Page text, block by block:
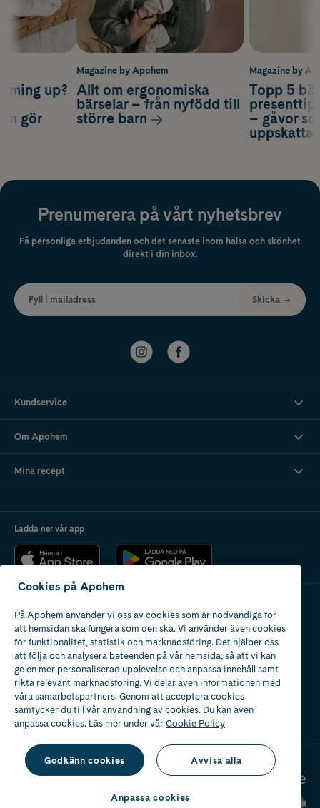
Magazine by
Topp 5
– gåvor
up?
gör
Magazine by Apohem
Allt om ergonomiska
bärselar – från nyfödd till
större barn
Prenumerera på vårt nyhetsbrev
Få personliga erbjudanden och det senaste inom hälsa och skönhet
direkt i din inbox.
Fyll i mailadress Skicka
Kundservice
Om Apohem
Mina recept
Ladda ner vår app
Apotek med tillstånd
av Läkemedelsverket
2024
Cookies på Apohem
På Apohem använder vi oss av cookies som är nödvändiga för
att hemsidan ska fungera som den ska. Vi använder även cookies
för funktionalitet, statistik och marknadsföring. Det hjälper oss
att följa och analysera beteenden på vår hemsida, så att vi kan
ge en mer personaliserad upplevelse och anpassa innehåll samt
rikta relevant marknadsföring. Vi delar även informationen med
våra samarbetspartners. Genom att acceptera cookies
samtycker du till vår användning av cookies. Du kan även
anpassa cookies. Läs mer under vårCookie Policy
Godkänn cookies Avvisa alla
Anpassa cookies